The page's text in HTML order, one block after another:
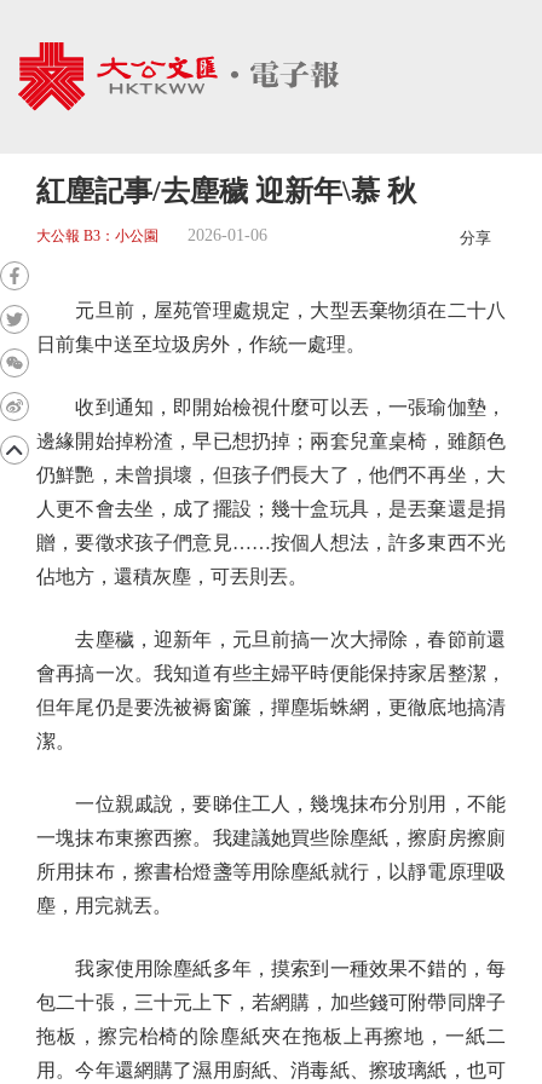
紅塵記事/去塵穢 迎新年\慕 秋
大公報 B3：小公園 2026-01-06 分享
元旦前，屋苑管理處規定，大型丟棄物須在二十八
日前集中送至垃圾房外，作統一處理。
收到通知，即開始檢視什麼可以丟，一張瑜伽墊，
邊緣開始掉粉渣，早已想扔掉；兩套兒童桌椅，雖顏色
仍鮮艷，未曾損壞，但孩子們長大了，他們不再坐，大
人更不會去坐，成了擺設；幾十盒玩具，是丟棄還是捐
贈，要徵求孩子們意見……按個人想法，許多東西不光
佔地方，還積灰塵，可丟則丟。
去塵穢，迎新年，元旦前搞一次大掃除，春節前還
會再搞一次。我知道有些主婦平時便能保持家居整潔，
但年尾仍是要洗被褥窗簾，撣塵垢蛛網，更徹底地搞清
潔。
一位親戚說，要睇住工人，幾塊抹布分別用，不能
一塊抹布東擦西擦。我建議她買些除塵紙，擦廚房擦廁
所用抹布，擦書枱燈盞等用除塵紙就行，以靜電原理吸
塵，用完就丟。
我家使用除塵紙多年，摸索到一種效果不錯的，每
包二十張，三十元上下，若網購，加些錢可附帶同牌子
拖板，擦完枱椅的除塵紙夾在拖板上再擦地，一紙二
用。今年還網購了濕用廚紙、消毒紙、擦玻璃紙，也可